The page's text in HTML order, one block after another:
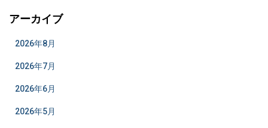
アーカイブ
2026年8月
2026年7月
2026年6月
2026年5月